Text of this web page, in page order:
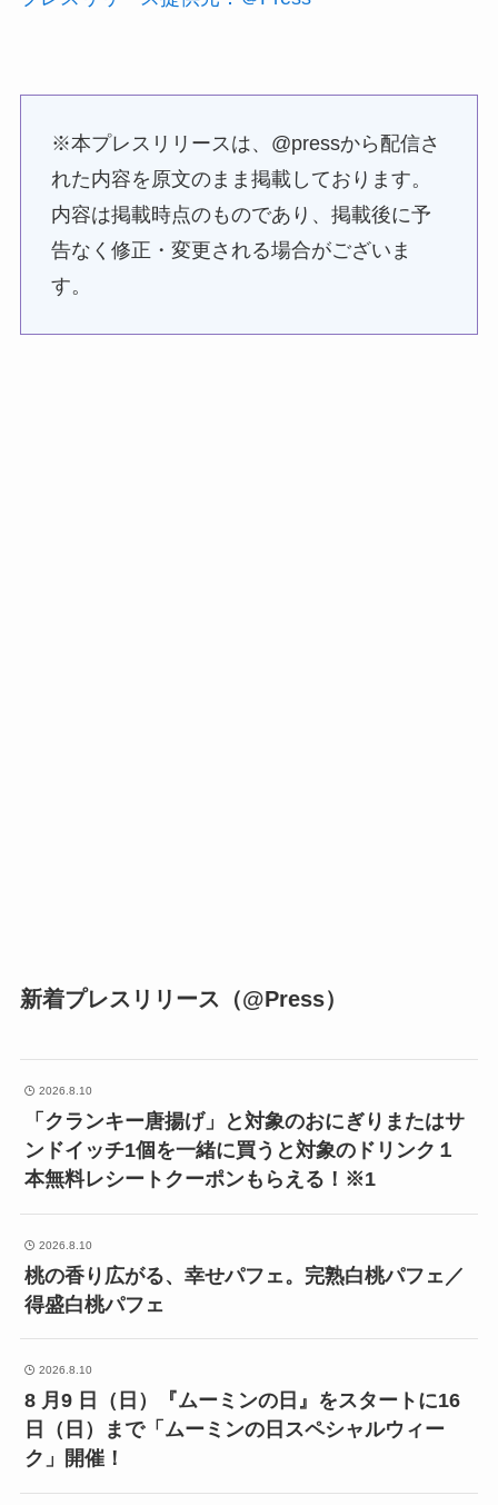
※本プレスリリースは、@pressから配信さ
れた内容を原文のまま掲載しております。
内容は掲載時点のものであり、掲載後に予
告なく修正・変更される場合がございま
す。
新着プレスリリース（@Press）
2026.8.10
「クランキー唐揚げ」と対象のおにぎりまたはサ
ンドイッチ1個を一緒に買うと対象のドリンク１
本無料レシートクーポンもらえる！※1
2026.8.10
桃の香り広がる、幸せパフェ。完熟白桃パフェ／
得盛白桃パフェ
2026.8.10
8 月9 日（日）『ムーミンの日』をスタートに16
日（日）まで「ムーミンの日スペシャルウィー
ク」開催！